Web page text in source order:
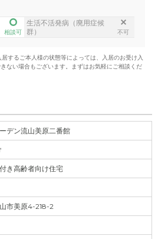
相談可
生活不活発病（廃用症候
群）
不可
するご本人様の状態等によっては、入居のお受け入
ない場合もございます。まずはお気軽にご相談くだ
デン流山美原二番館
き高齢者向け住宅
市美原4-218-2